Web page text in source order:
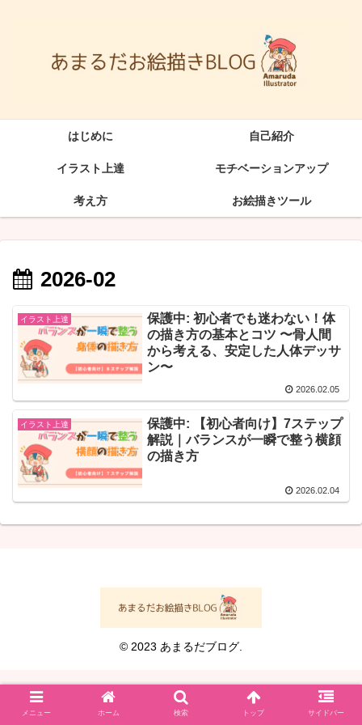
はじめに 自己紹介
イラスト上達 モチベーションアップ
考え方 お絵描きツール
2026-02
イラスト上達
保護中: 初心者でも迷わない！体
の描き方の基本とコツ 〜骨人間
から考える、安定した人体デッサ
ン〜
2026.02.05
イラスト上達
保護中: 【初心者向け】7ステップ
解説｜バランスが一瞬で整う横顔
の描き方
2026.02.04
© 2023 あまるだブログ.
メニュー ホーム 検索 トップ サイドバー